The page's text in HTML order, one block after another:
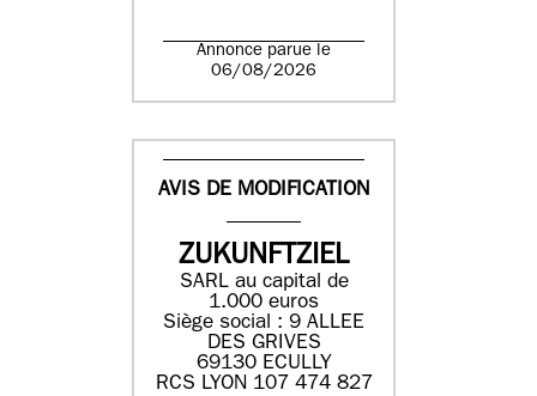
Annonce parue le
06/08/2026
AVIS DE MODIFICATION
ZUKUNFTZIEL
SARL au capital de
1.000 euros
Siège social : 9 ALLEE
DES GRIVES
69130 ECULLY
RCS LYON 107 474 827